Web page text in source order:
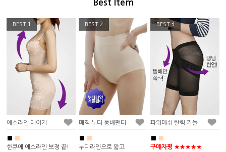
Best Item
BEST 1
에스라인 메이커
■
한큐에 에스라인 보정 끝!
BEST 2
매직 누디 똥배팬티
■
누디라인으로 얇고
BEST 3
파워메쉬 탄력 거들
■
구매자평 ★★★★★